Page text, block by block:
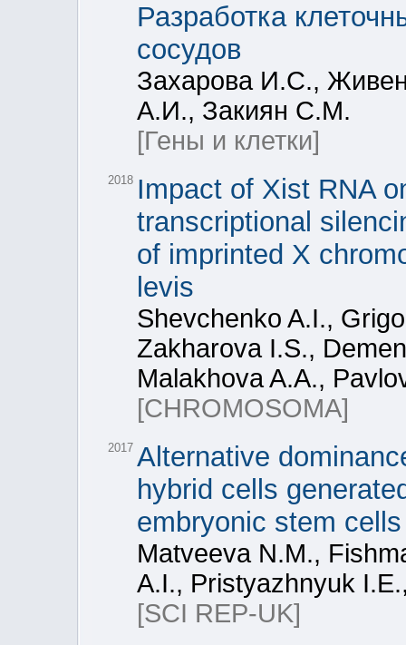
Разработка
сосудов
Захарова И.С.,
А.И., Закиян С.М.
[Гены и клетки]
2018 Impact of Xist RNA
transcriptional
of imprinted X
levis
Shevchenko A.I.,
Zakharova I.S.,
Malakhova A.A.,
[CHROMOSOMA]
2017 Alternative
hybrid cells
embryonic stem
Matveeva N.M.,
A.I., Pristyazhnyuk
[SCI REP-UK]